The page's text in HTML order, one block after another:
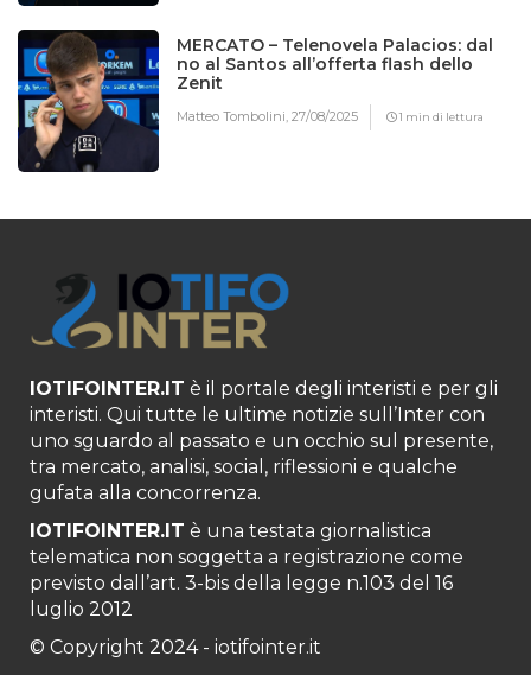
MERCATO – Telenovela Palacios: dal
no al Santos all’offerta flash dello
Zenit
Matteo Tombolini,27/08/2025 1 min di lettura
IOTIFOINTER.IT è il portale degli interisti e per gli
interisti. Qui tutte le ultime notizie sull’Inter con
uno sguardo al passato e un occhio sul presente,
tra mercato, analisi, social, riflessioni e qualche
gufata alla concorrenza.
IOTIFOINTER.IT è una testata giornalistica
telematica non soggetta a registrazione come
previsto dall’art. 3-bis della legge n.103 del 16
luglio 2012
© Copyright 2024 - iotifointer.it